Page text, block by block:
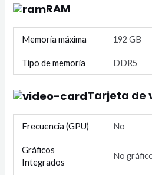
RAM
Memoria máxima 192 GB
Tipo de memoria DDR5
Tarjeta de
Frecuencia (GPU) No
Gráficos
Integrados
No